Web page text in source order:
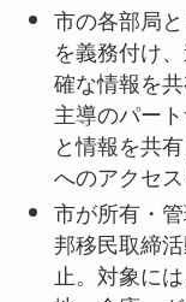
市の各部局
を義務付け
確な情報を
主導のパー
と情報を共
へのアクセス
市が所有・
邦移民取締
止。対象に